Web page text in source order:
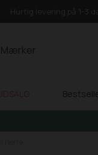
Hurtig levering på 1-3
Mærker